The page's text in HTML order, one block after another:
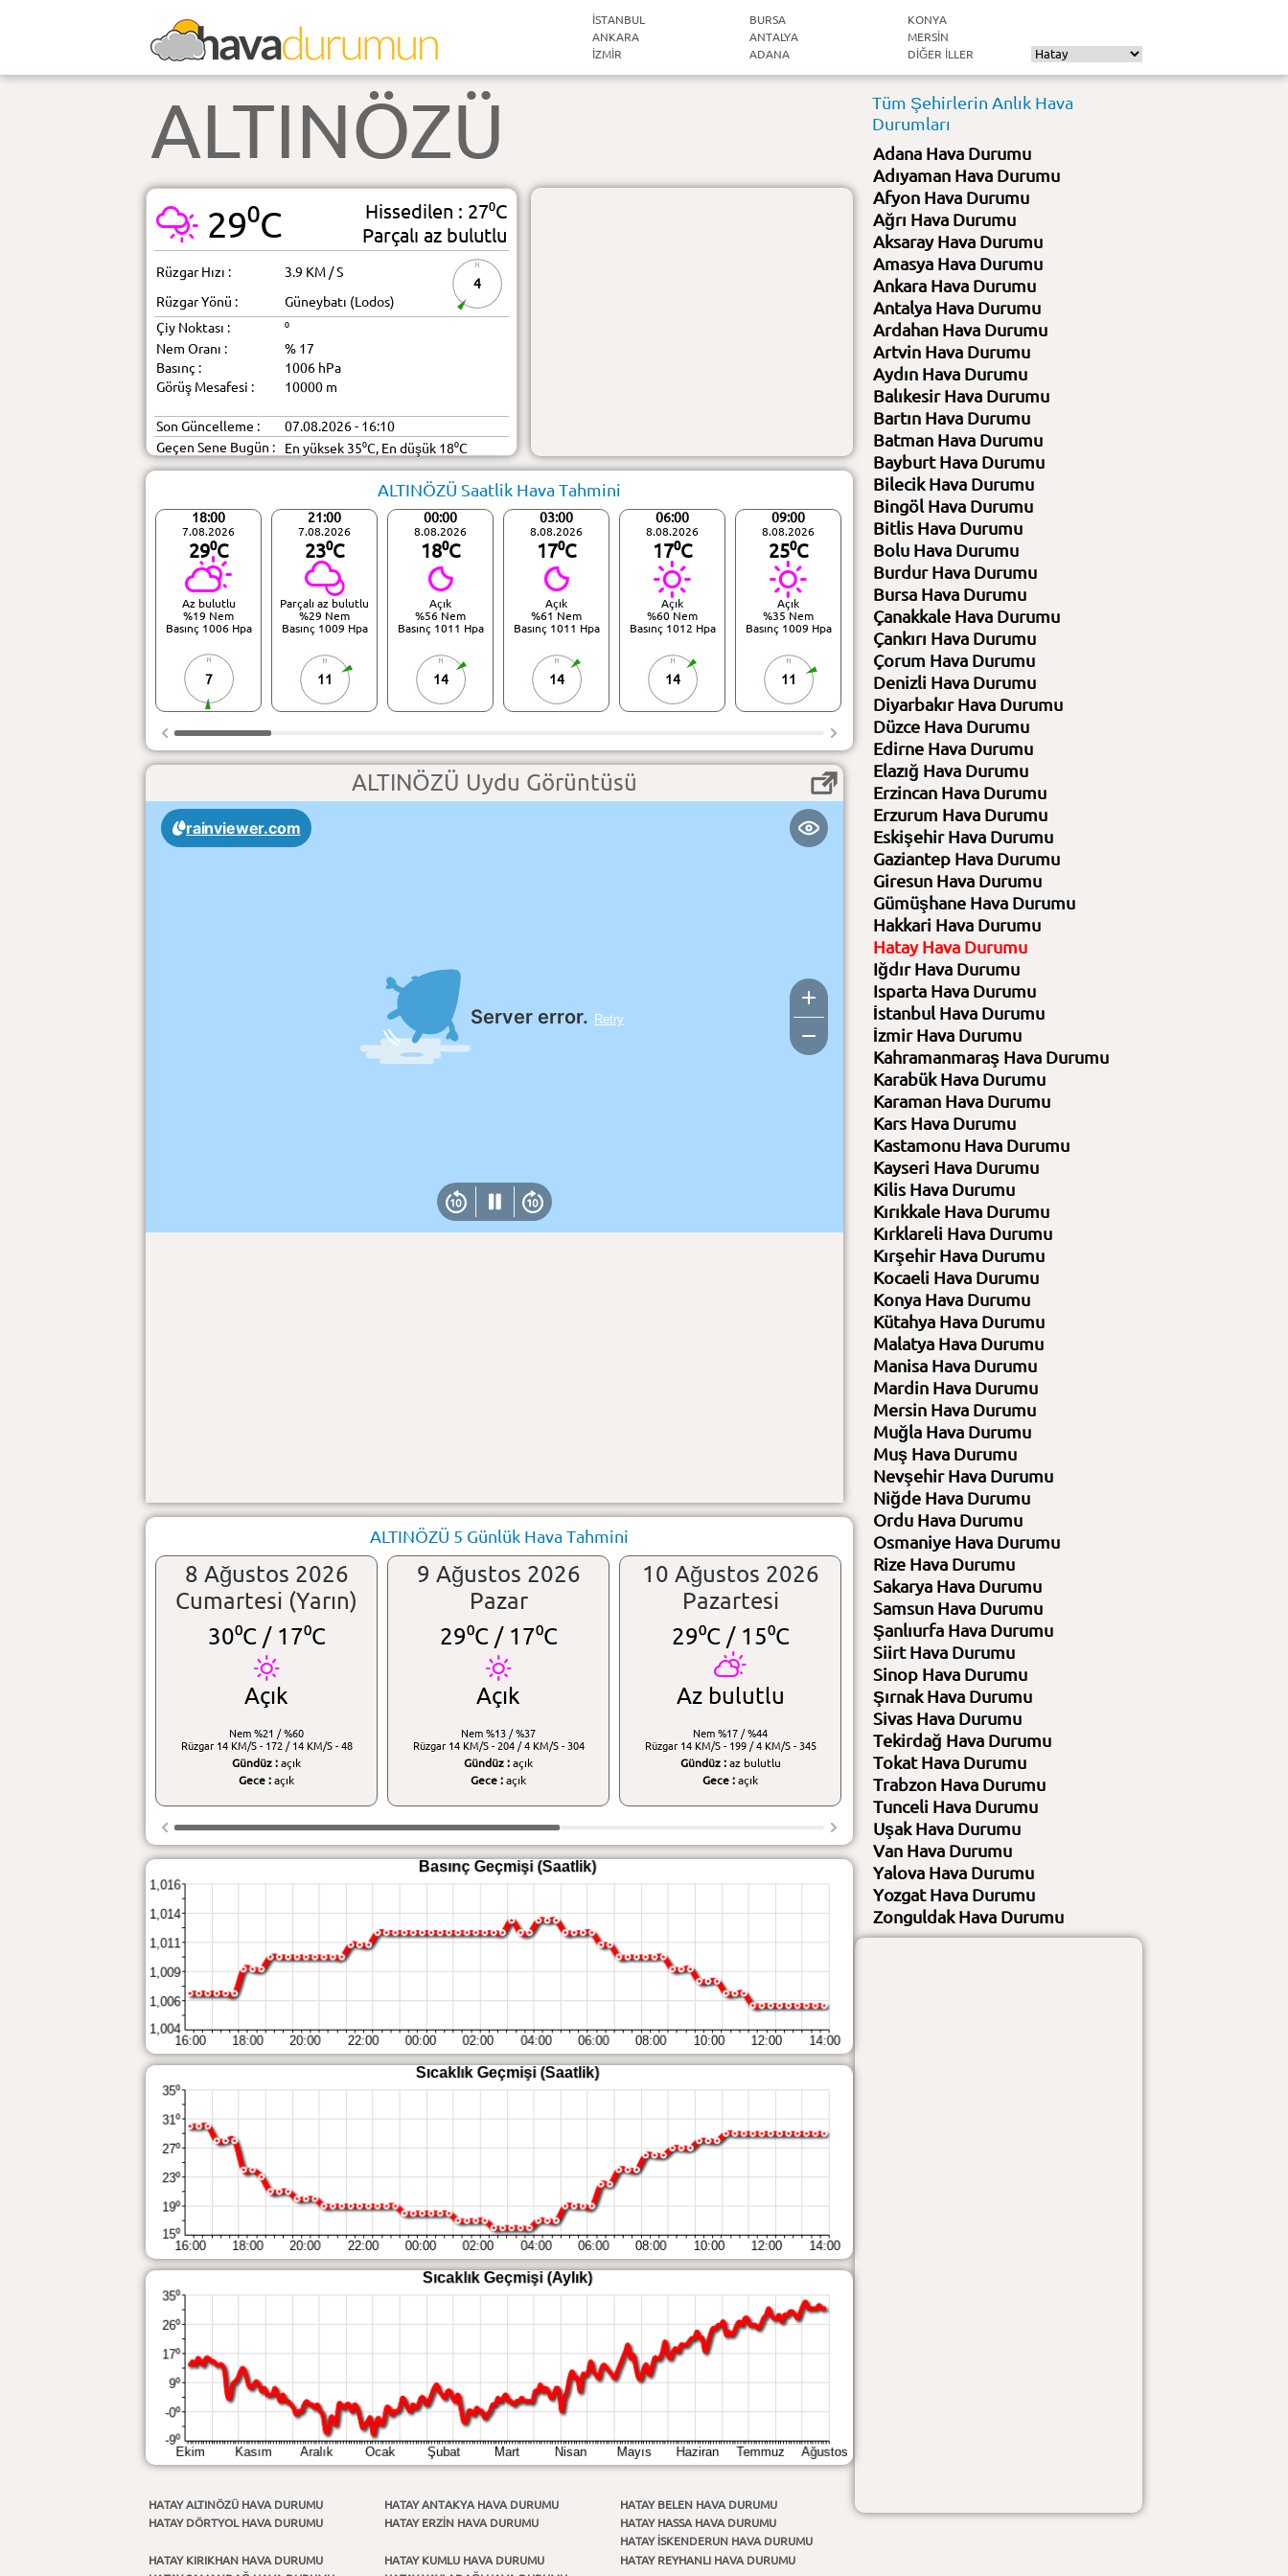
İSTANBUL
ANKARA
İZMIR
BURSA
ANTALYA
ADANA
KONYA
MERSIN
DIĞER ILLER
ALTINÖZÜ
29⁰C
Hissedilen : 27⁰C
Parçalı az bulutlu
Rüzgar Hızı : 3.9 KM / S
4
Rüzgar Yönü :
Güneybatı (Lodos)
Çiy Noktası :
⁰
Nem Oranı :
% 17
Basınç :
1006 hPa
Görüş Mesafesi :
10000 m
Son Güncelleme :
07.08.2026 - 16:10
Geçen Sene Bugün :
En yüksek 35⁰C, En düşük 18⁰C
ALTINÖZÜ Saatlik Hava Tahmini
18:00
7.08.2026
29⁰C
Az bulutlu
%19 Nem
Basınç 1006 Hpa
7
21:00
7.08.2026
23⁰C
Parçalı az bulutlu
%29 Nem
Basınç 1009 Hpa
11
00:00
8.08.2026
18⁰C
Açık
%56 Nem
Basınç 1011 Hpa
14
03:00
8.08.2026
17⁰C
Açık
%61 Nem
Basınç 1011 Hpa
14
06:00
8.08.2026
17⁰C
Açık
%60 Nem
Basınç 1012 Hpa
14
09:00
8.08.2026
25⁰C
Açık
%35 Nem
Basınç 1009 Hpa
11
12:00
8.08.2026
30⁰C
Açık
%21 Nem
Basınç 1007 Hpa
14
15:00
8.08.2026
29⁰C
Açık
%18 Nem
18
ALTINÖZÜ Uydu Görüntüsü
ALTINÖZÜ 5 Günlük Hava Tahmini
8 Ağustos 2026
Cumartesi (Yarın)
30⁰C /17⁰C
Açık
Nem %21 / %60
Rüzgar 14 KM/S - 172 / 14 KM/S - 48
Gündüz : açık
Gece : açık
9 Ağustos 2026
Pazar
29⁰C /17⁰C
Açık
Nem %13 / %37
Rüzgar 14 KM/S - 204 / 4 KM/S - 304
Gündüz : açık
Gece : açık
10 Ağustos 2026
Pazartesi
29⁰C /15⁰C
Az bulutlu
Nem %17 / %44
Rüzgar 14 KM/S - 199 / 4 KM/S - 345
Gündüz :az bulutlu
Gece : açık
11 Ağustos 2026
Salı
29⁰C /17⁰C
Az bulutlu
Nem %17 / %45
Rüzgar25 KM/S - 285 / 7 KM/S - 45
Gündüz :az bulutlu
Gece :açık
HATAY ALTINÖZÜ HAVA DURUMU HATAY ANTAKYA HAVA DURUMU
HATAY BELEN HAVA DURUMU
HATAY DÖRTYOL HAVA DURUMU
HATAY ERZİN HAVA DURUMU
HATAY HASSA HAVA DURUMU
HATAY İSKENDERUN HAVA DURUMU
HATAY KIRIKHAN HAVA DURUMU
HATAY KUMLU HAVA DURUMU
HATAY REYHANLI HAVA DURUMU
Tüm Şehirlerin Anlık Hava
Durumları
Adana Hava Durumu
Adıyaman Hava Durumu
Afyon Hava Durumu
Ağrı Hava Durumu
Aksaray Hava Durumu
Amasya Hava Durumu
Ankara Hava Durumu
Antalya Hava Durumu
Ardahan Hava Durumu
Artvin Hava Durumu
Aydın Hava Durumu
Balıkesir Hava Durumu
Bartın Hava Durumu
Batman Hava Durumu
Bayburt Hava Durumu
Bilecik Hava Durumu
Bingöl Hava Durumu
Bitlis Hava Durumu
Bolu Hava Durumu
Burdur Hava Durumu
Bursa Hava Durumu
Çanakkale Hava Durumu
Çankırı Hava Durumu
Çorum Hava Durumu
Denizli Hava Durumu
Diyarbakır Hava Durumu
Düzce Hava Durumu
Edirne Hava Durumu
Elazığ Hava Durumu
Erzincan Hava Durumu
Erzurum Hava Durumu
Eskişehir Hava Durumu
Gaziantep Hava Durumu
Giresun Hava Durumu
Gümüşhane Hava Durumu
Hakkari Hava Durumu
Hatay Hava Durumu
Iğdır Hava Durumu
Isparta Hava Durumu
İstanbul Hava Durumu
İzmir Hava Durumu
Kahramanmaraş Hava Durumu
Karabük Hava Durumu
Karaman Hava Durumu
Kars Hava Durumu
Kastamonu Hava Durumu
Kayseri Hava Durumu
Kilis Hava Durumu
Kırıkkale Hava Durumu
Kırklareli Hava Durumu
Kırşehir Hava Durumu
Kocaeli Hava Durumu
Konya Hava Durumu
Kütahya Hava Durumu
Malatya Hava Durumu
Manisa Hava Durumu
Mardin Hava Durumu
Mersin Hava Durumu
Muğla Hava Durumu
Muş Hava Durumu
Nevşehir Hava Durumu
Niğde Hava Durumu
Ordu Hava Durumu
Osmaniye Hava Durumu
Rize Hava Durumu
Sakarya Hava Durumu
Samsun Hava Durumu
Şanlıurfa Hava Durumu
Siirt Hava Durumu
Sinop Hava Durumu
Şırnak Hava Durumu
Sivas Hava Durumu
Tekirdağ Hava Durumu
Tokat Hava Durumu
Trabzon Hava Durumu
Tunceli Hava Durumu
Uşak Hava Durumu
Van Hava Durumu
Yalova Hava Durumu
Yozgat Hava Durumu
Zonguldak Hava Durumu